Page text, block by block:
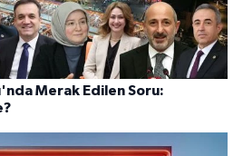
Merak Edilen Soru: